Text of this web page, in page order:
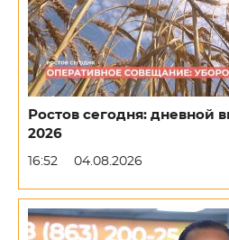
Ростов сегодня: дневной
2026
16:52 04.08.2026